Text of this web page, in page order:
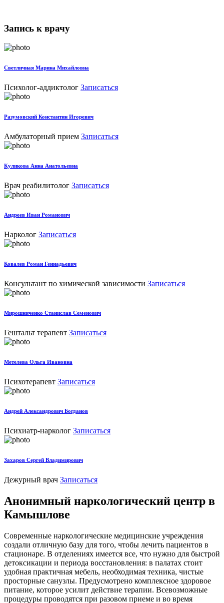
Запись к врачу
Светличная Марина Михайловна
Психолог-аддиктолог Записаться
Разумовский Константин Игоревич
Амбулаторный прием Записаться
Куликова Анна Анатольевна
Врач реабилитолог Записаться
Андреев Иван Романович
Нарколог Записаться
Ковалев Роман Геннадьевич
Консультант по химической зависимости Записаться
Мирошниченко Станислав Семенович
Гештальт терапевт Записаться
Метелева Ольга Ивановна
Психотерапевт Записаться
Андрей Александрович Богданов
Психиатр-нарколог Записаться
Захаров Сергей Владимирович
Дежурный врач Записаться
Анонимный наркологический центр в
Камышлове
Современные наркологические медицинские учреждения
создали отличную базу для того, чтобы лечить пациентов в
стационаре. В отделениях имеется все, что нужно для быстрой
детоксикации и периода восстановления: в палатах стоит
удобная практичная мебель, необходимая техника, чистые
просторные санузлы. Предусмотрено комплексное здоровое
питание, которое усилит действие терапии. Всевозможные
процедуры проводятся при разовом приеме и во время